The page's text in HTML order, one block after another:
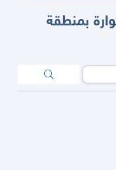
بمنطقة